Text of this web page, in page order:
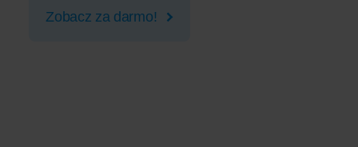
Zobacz za darmo!